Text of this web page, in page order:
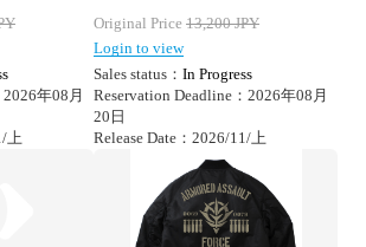
年08月
上
Original Price 13,200JPY
Login to view
Sales status： In Progress
Reservation Deadline：2026年08月
20日
Release Date：2026/11/上